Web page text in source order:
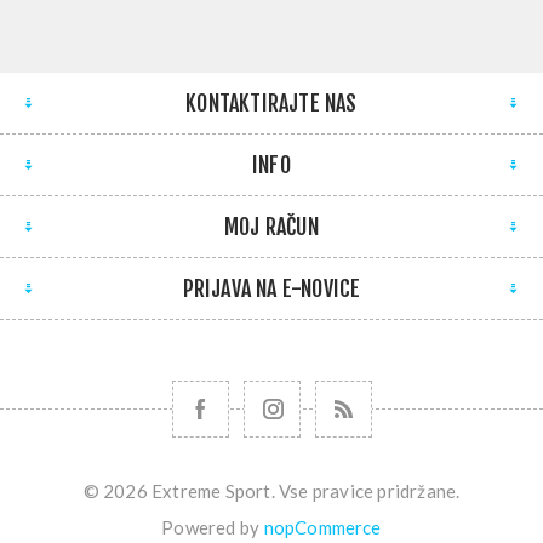
KONTAKTIRAJTE NAS
INFO
MOJ RAČUN
PRIJAVA NA E-NOVICE
© 2026 Extreme Sport. Vse pravice pridržane.
Powered by nopCommerce